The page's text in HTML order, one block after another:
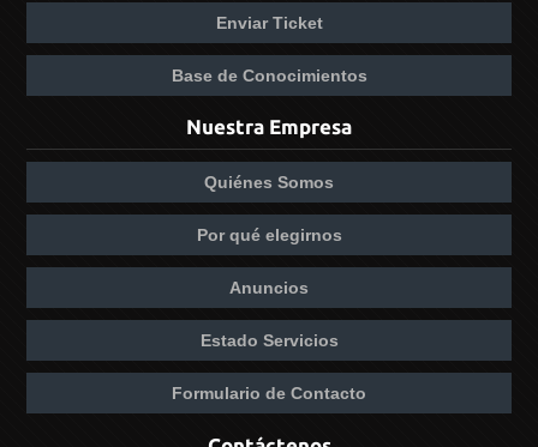
Enviar Ticket
Base de Conocimientos
Nuestra Empresa
Quiénes Somos
Por qué elegirnos
Anuncios
Estado Servicios
Formulario de Contacto